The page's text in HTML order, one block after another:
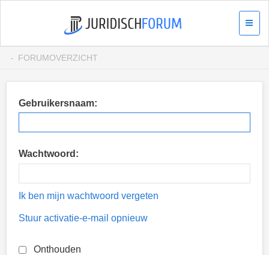
FORUMOVERZICHT
Gebruikersnaam:
Wachtwoord:
Ik ben mijn wachtwoord vergeten
Stuur activatie-e-mail opnieuw
Onthouden